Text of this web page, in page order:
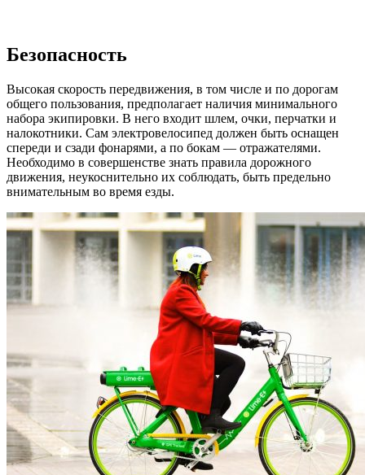
Безопасность
Высокая скорость передвижения, в том числе и по дорогам
общего пользования, предполагает наличия минимального
набора экипировки. В него входит шлем, очки, перчатки и
налокотники. Сам электровелосипед должен быть оснащен
спереди и сзади фонарями, а по бокам — отражателями.
Необходимо в совершенстве знать правила дорожного
движения, неукоснительно их соблюдать, быть предельно
внимательным во время езды.